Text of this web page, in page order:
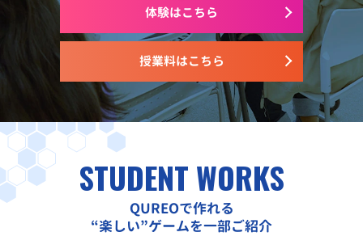
授業料はこちら
体験はこちら
STUDENT WORKS
QUREOで作れる
“楽しい”ゲームを一部ご紹介